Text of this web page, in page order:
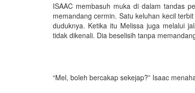
ISAAC membasuh muka di dalam tandas
memandang cermin. Satu keluhan kecil
duduknya. Ketika itu Melissa juga melalui
tidak dikenali. Dia beselisih tanpa
“Mel, boleh bercakap sekejap?” Isaac